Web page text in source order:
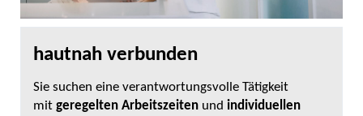
hautnah verbunden
Sie suchen eine verantwortungsvolle Tätigkeit
mit geregelten Arbeitszeiten und individuellen